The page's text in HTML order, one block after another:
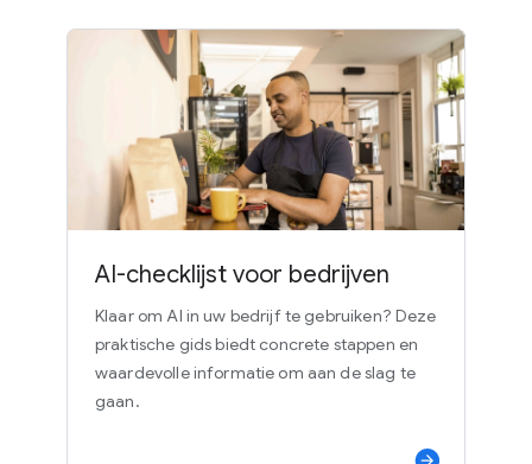
AI-checklijst voor bedrijven
Klaar om AI in uw bedrijf te gebruiken? Deze
praktische gids biedt concrete stappen en
waardevolle informatie om aan de slag te
gaan.